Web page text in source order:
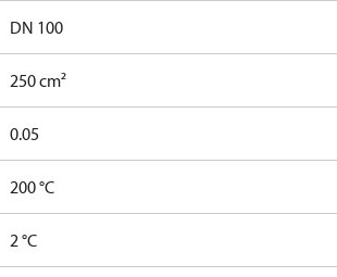
DN 100
250 cm²
0.05
200 °C
2 °C